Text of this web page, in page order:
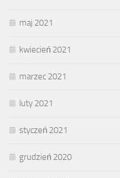
maj 2021
kwiecień 2021
marzec 2021
luty 2021
styczeń 2021
grudzień 2020